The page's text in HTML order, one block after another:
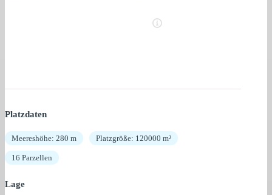
Platzdaten
Meereshöhe: 280 m Platzgröße: 120000 m²
16 Parzellen
Lage